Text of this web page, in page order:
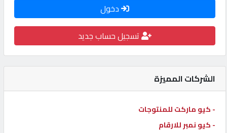
كارز
كيو
ماركت
القطري
دخول
تسجيل حساب جديد
الشركات المميزة
- كيو ماركت للمنتوجات
- كيو نمبر للارقام